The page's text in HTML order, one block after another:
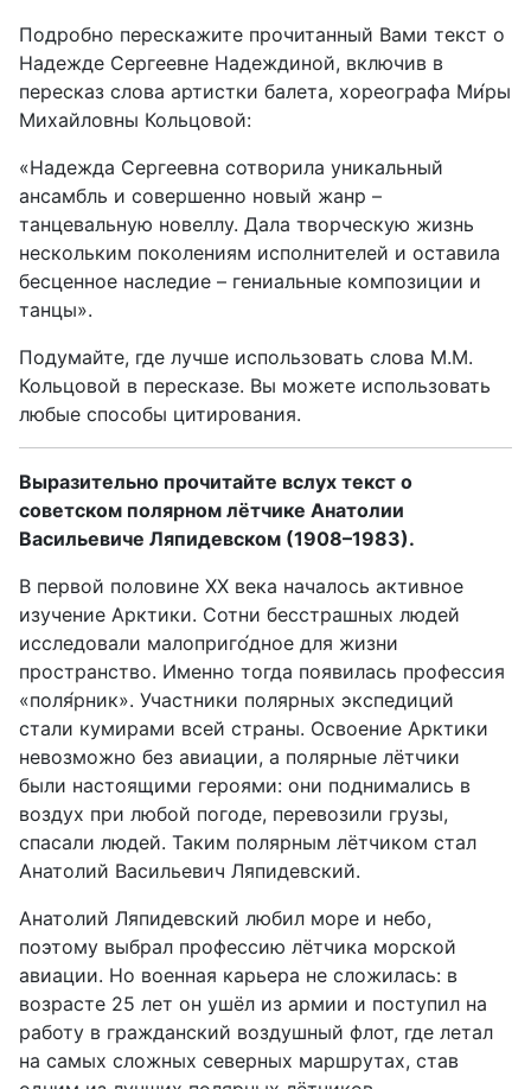
Подробно перескажите прочитанный Вами текст о
Надежде Сергеевне Надеждиной, включив в
пересказ слова артистки балета, хореографа Ми́ры
Михайловны Кольцовой:
«Надежда Сергеевна сотворила уникальный
ансамбль и совершенно новый жанр –
танцевальную новеллу. Дала творческую жизнь
нескольким поколениям исполнителей и оставила
бесценное наследие – гениальные композиции и
танцы».
Подумайте, где лучше использовать слова М.М.
Кольцовой в пересказе. Вы можете использовать
любые способы цитирования.
Выразительно прочитайте вслух текст о
советском полярном лётчике Анатолии
Васильевиче Ляпидевском (1908–1983).
В первой половине XX века началось активное
изучение Арктики. Сотни бесстрашных людей
исследовали малоприго́дное для жизни
пространство. Именно тогда появилась профессия
«поля́рник». Участники полярных экспедиций
стали кумирами всей страны. Освоение Арктики
невозможно без авиации, а полярные лётчики
были настоящими героями: они поднимались в
воздух при любой погоде, перевозили грузы,
спасали людей. Таким полярным лётчиком стал
Анатолий Васильевич Ляпидевский.
Анатолий Ляпидевский любил море и небо,
поэтому выбрал профессию лётчика морской
авиации. Но военная карьера не сложилась: в
возрасте 25 лет он ушёл из армии и поступил на
работу в гражданский воздушный флот, где летал
на самых сложных северных маршрутах, став